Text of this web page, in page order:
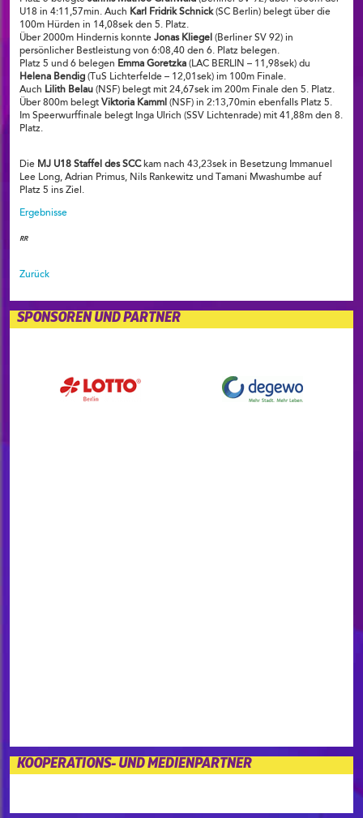
U18 in 4:11,57min. Auch Karl Fridrik Schnick(SC Berlin) belegt über die
100m Hürden in 14,08sek den 5. Platz.
Über 2000m Hindernis konnte Jonas Kliegel (Berliner SV 92) in
persönlicher Bestleistung von 6:08,40 den 6. Platz belegen.
Platz 5 und 6 belegen Emma Goretzka (LAC BERLIN – 11,98sek) du
Helena Bendig (TuS Lichterfelde – 12,01sek) im 100m Finale.
Auch Lilith Belau (NSF) belegt mit 24,67sek im 200m Finale den 5. Platz.
Über 800m belegt Viktoria Kamml (NSF) in 2:13,70min ebenfalls Platz 5.
Im Speerwurffinale belegt Inga Ulrich (SSV Lichtenrade) mit 41,88m den 8.
Platz.
Die MJ U18 Staffel des SCCkam nach 43,23sek in Besetzung Immanuel
Lee Long, Adrian Primus, Nils Rankewitz und Tamani Mwashumbe auf
Platz 5 ins Ziel.
Ergebnisse
RR
Zurück
SPONSOREN UND PARTNER
KOOPERATIONS- UND MEDIENPARTNER